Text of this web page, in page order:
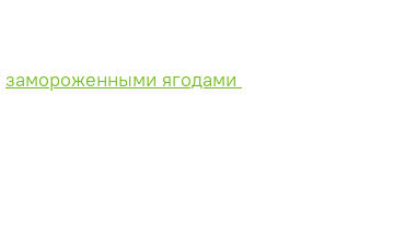
замороженными ягодами